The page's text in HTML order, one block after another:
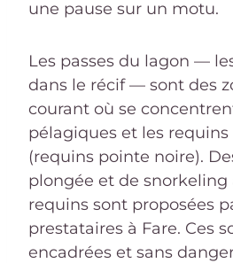
une pause sur un motu.
Les passes du lagon —
dans le récif — sont des
courant où se
pélagiques et les requins
(requins pointe noire).
plongée et de snorkeling
requins sont proposées
prestataires à Fare. Ces
encadrées et sans